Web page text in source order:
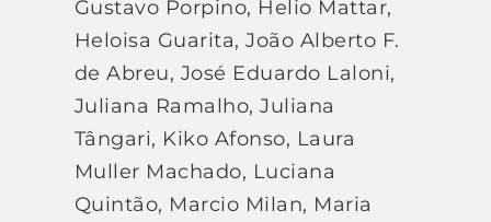
Gustavo Porpino, Helio Mattar,
Heloisa Guarita, João Alberto F.
de Abreu, José Eduardo Laloni,
Juliana Ramalho, Juliana
Tângari, Kiko Afonso, Laura
Muller Machado, Luciana
Quintão, Marcio Milan, Maria